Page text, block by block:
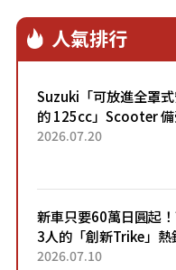
人氣排行
Suzuki「可放進全罩
的 125cc」Scooter
目！採用全新流線設計
2026.07.20
新車只要60萬日圓起
3人的「創新Trike」熱
成為人氣車款！「養車
2026.07.10